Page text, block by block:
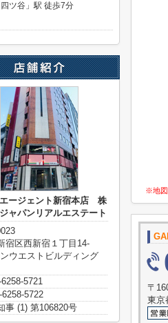
※地図
〒
東京
ツ谷」駅 徒歩7分
ージェント新宿本店 株
ャパンリアルエステート
宿区西新宿１丁目14-
ウエストビルディング
5721
6258-5722
事 (1) 第106820号